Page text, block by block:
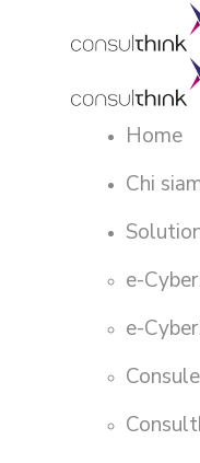
Home
Chi
e-
e-